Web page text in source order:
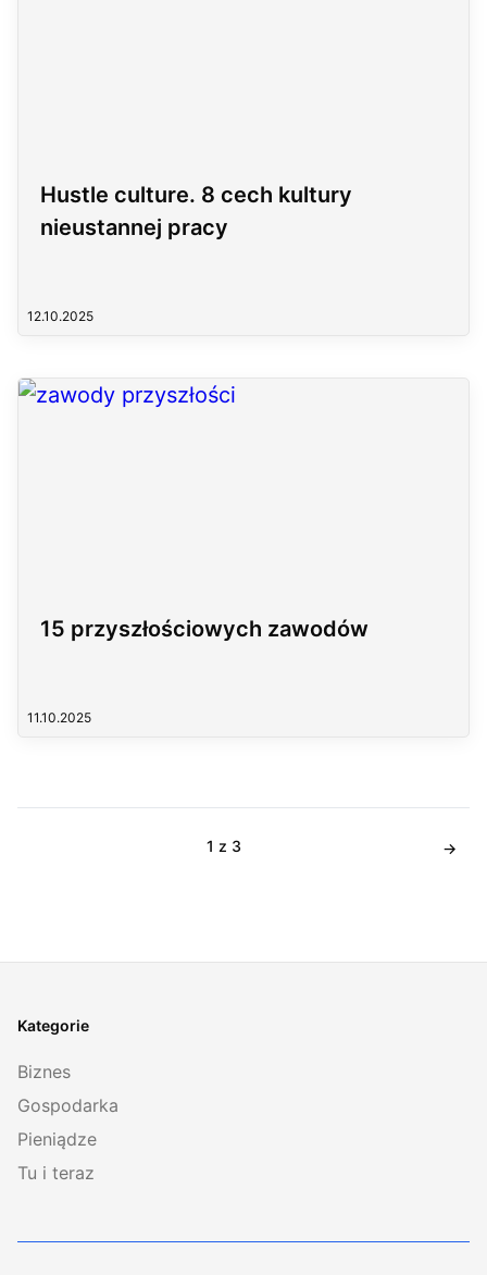
Hustle culture. 8 cech kultury
nieustannej pracy
12.10.2025
15 przyszłościowych zawodów
11.10.2025
1 z 3
Kategorie
Biznes
Gospodarka
Pieniądze
Tu i teraz